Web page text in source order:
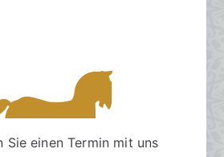
Sie einen Termin mit uns